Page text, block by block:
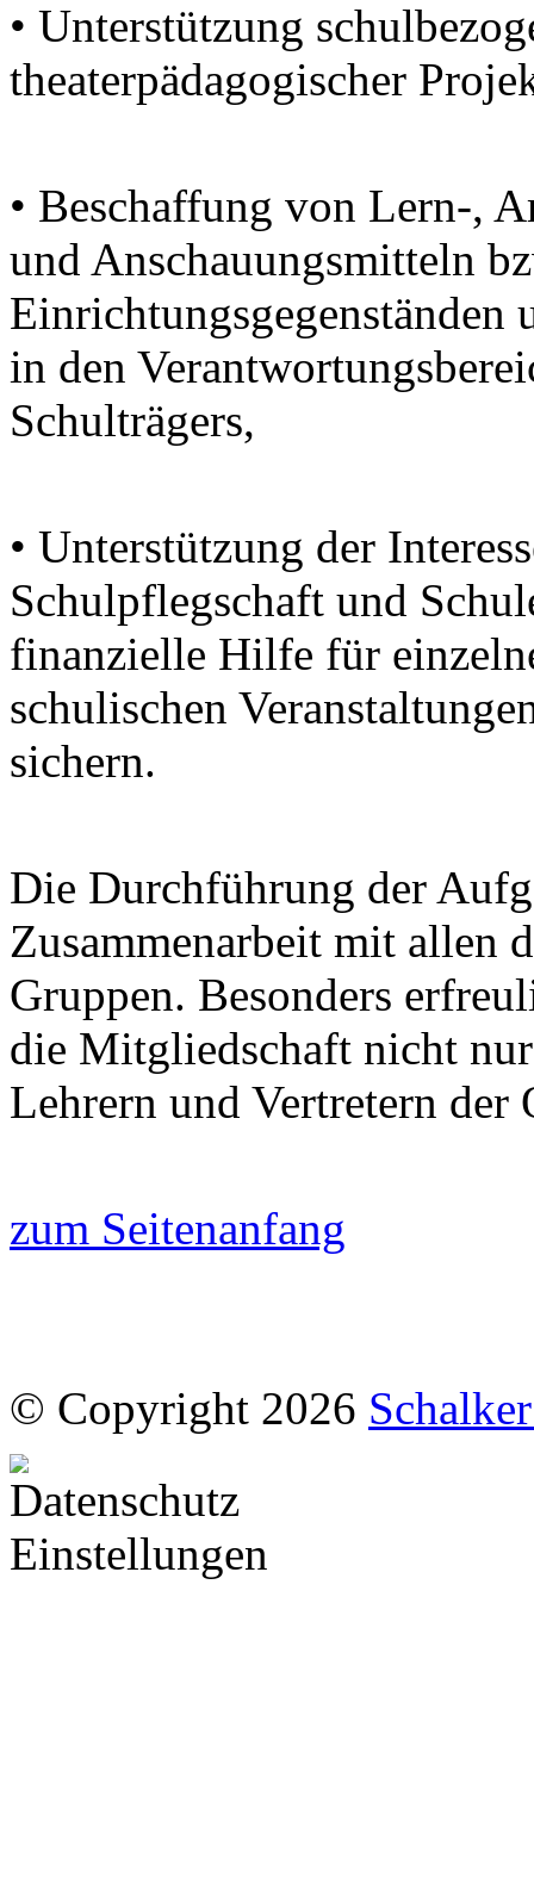
• Unterstützung
theaterpädagogischer
• Beschaffung von Lern-,
und Anschauungsmitteln
Einrichtungsgegenständen
in den
Schulträgers,
• Unterstützung der
Schulpflegschaft und
finanzielle Hilfe für
schulischen
sichern.
Die Durchführung der
Zusammenarbeit mit allen
Gruppen. Besonders
die Mitgliedschaft nicht
Lehrern und Vertretern der
zum Seitenanfang
© Copyright 2026